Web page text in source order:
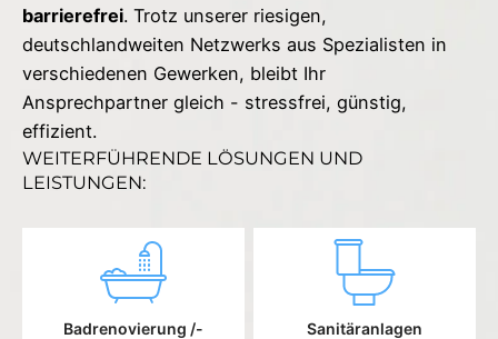
barrierefrei. Trotz unserer riesigen,
deutschlandweiten Netzwerks aus Spezialisten in
verschiedenen Gewerken, bleibt Ihr
Ansprechpartner gleich - stressfrei, günstig,
effizient.
WEITERFÜHRENDE LÖSUNGEN UND
LEISTUNGEN:
Badrenovierung /-
Sanitäranlagen